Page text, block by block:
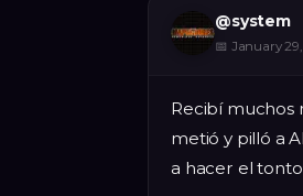
@system
📅 January
Recibí muchos
metió y pilló a
a hacer el